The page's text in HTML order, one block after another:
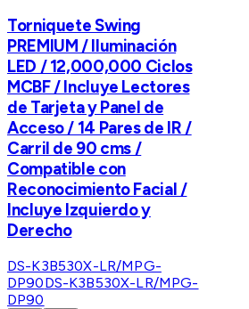
Torniquete Swing
PREMIUM / Iluminación
LED / 12,000,000 Ciclos
MCBF / Incluye Lectores
de Tarjeta y Panel de
Acceso / 14 Pares de IR /
Carril de 90 cms /
Compatible con
Reconocimiento Facial /
Incluye Izquierdo y
Derecho
DS-K3B530X-LR/MPG-
DP90DS-K3B530X-LR/MPG-
DP90